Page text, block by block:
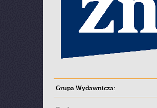
Grupa Wydawnicza: